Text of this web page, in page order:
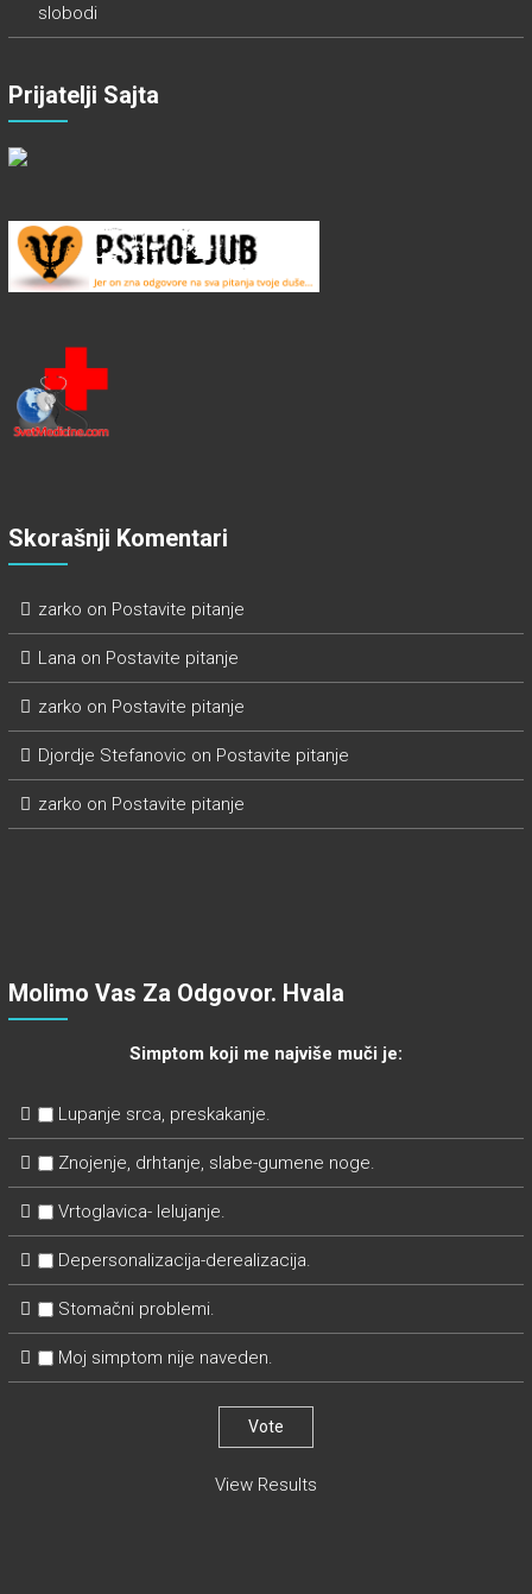
slobodi
Prijatelji Sajta
Skorašnji Komentari
zarko on Postavite pitanje
Lana on Postavite pitanje
zarko on Postavite pitanje
Djordje Stefanovic on Postavite pitanje
zarko on Postavite pitanje
Molimo Vas Za Odgovor. Hvala
Simptom koji me najviše muči je:
Lupanje srca, preskakanje.
Znojenje, drhtanje, slabe-gumene noge.
Vrtoglavica- lelujanje.
Depersonalizacija-derealizacija.
Stomačni problemi.
Moj simptom nije naveden.
View Results